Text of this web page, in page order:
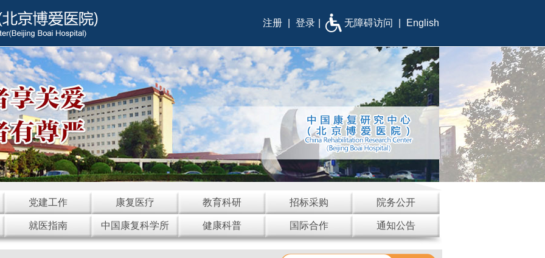
注册 登录 无障碍访问 English
党建工作 康复医疗 教育科研 招标采购 院务公开
就医指南 中国康复科学所 健康科普 国际合作 通知公告